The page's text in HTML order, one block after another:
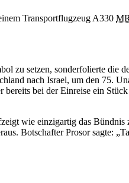
Transportflugzeug A330
zu setzen, sonderfolierte die
nach Israel, um den 75.
bei der Einreise ein
wie einzigartig das
Botschafter Prosor sagte: